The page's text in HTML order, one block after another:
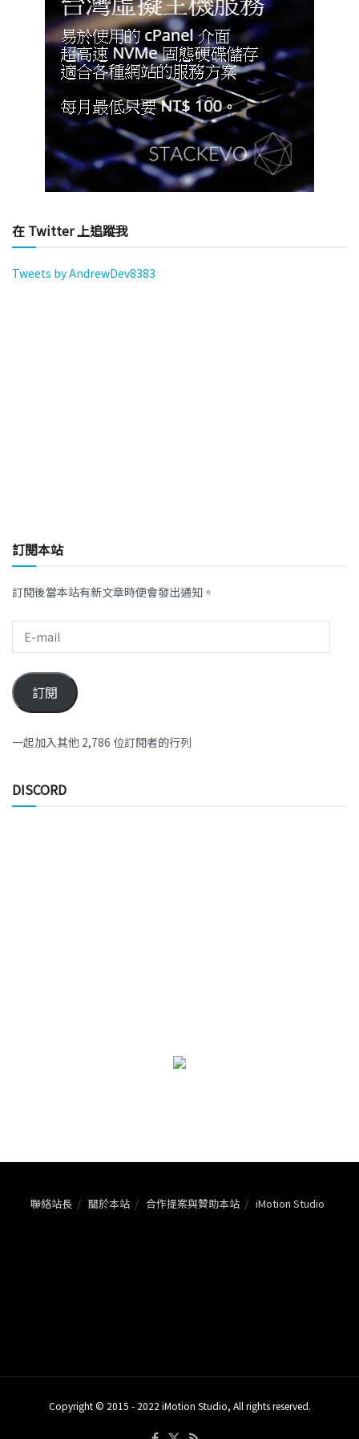
在 Twitter 上追蹤我
Tweets by AndrewDev8383
訂閱本站
訂閱後當本站有新文章時便會發出通知。
訂閱
一起加入其他 2,786 位訂閱者的行列
DISCORD
聯絡站長 關於本站 合作提案與贊助本站 iMotion Studio
Copyright © 2015 - 2022 iMotion Studio, All rights reserved.